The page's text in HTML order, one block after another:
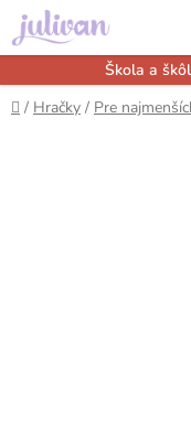
Prejsť
na
obsah
Škola a
Domov
/ Hračky / Pre